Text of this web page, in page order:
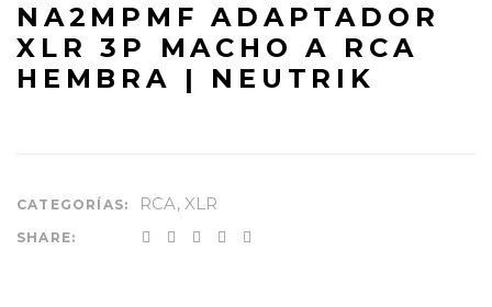
NA2MPMF ADAPTADOR
XLR 3P MACHO A RCA
HEMBRA | NEUTRIK
CATEGORÍAS: RCA,XLR
SHARE: